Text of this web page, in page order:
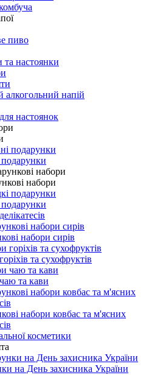
пиво
настоянки
алкогольний напій
настоянок
набори
набори сирів
та сухофруктів
та кави
набори ковбас та м'ясних
косметики
на День захисника України